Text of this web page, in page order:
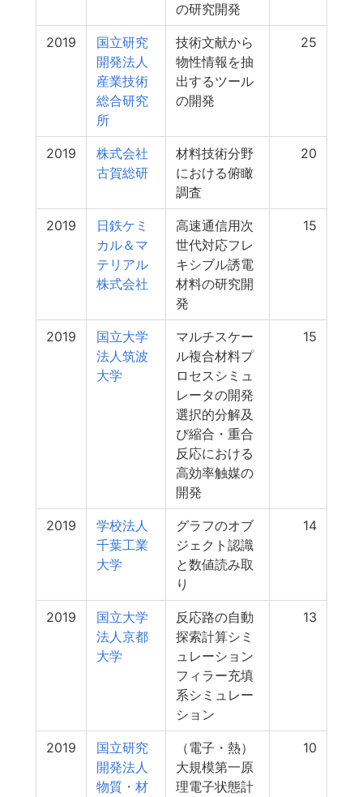
の研究開発
2019
国立研究
開発法人
産業技術
総合研究
所
技術文献から
物性情報を抽
出するツール
の開発
25
2019
株式会社
古賀総研
材料技術分野
における俯瞰
調査
20
2019
日鉄ケミ
カル＆マ
テリアル
株式会社
高速通信用次
世代対応フレ
キシブル誘電
材料の研究開
発
15
2019
国立大学
法人筑波
大学
マルチスケー
ル複合材料プ
ロセスシミュ
レータの開発
選択的分解及
び縮合・重合
反応における
高効率触媒の
開発
15
2019
学校法人
千葉工業
大学
グラフのオブ
ジェクト認識
と数値読み取
り
14
2019
国立大学
法人京都
大学
反応路の自動
探索計算シミ
ュレーション
フィラー充填
系シミュレー
ション
13
2019
国立研究
開発法人
物質・材
（電子・熱）
大規模第一原
理電子状態計
10